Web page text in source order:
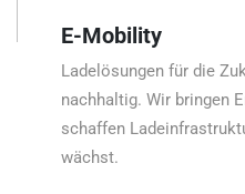
E-Mobility
Ladelösungen für die
nachhaltig. Wir bringen
schaffen
wächst.